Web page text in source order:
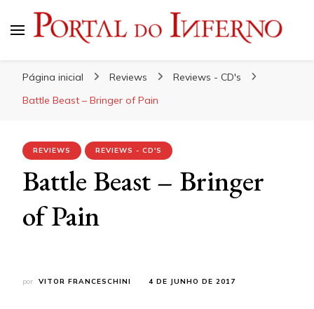
Página inicial Reviews
Reviews - CD's
Battle Beast – Bringer of Pain
REVIEWS REVIEWS - CD'S
Battle Beast – Bringer
of Pain
por VITOR FRANCESCHINI 4 DE JUNHO DE 2017